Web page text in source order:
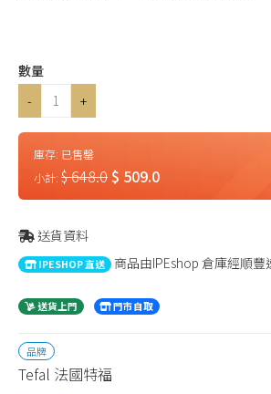
數量
-
+
庫存: 已售罄
小計: $ 648.0$ 509.0
送貨資料
IPESHOP 直送 商品由IPEshop 倉庫經順豐
送貨上門 門市自取
品牌
Tefal 法國特福